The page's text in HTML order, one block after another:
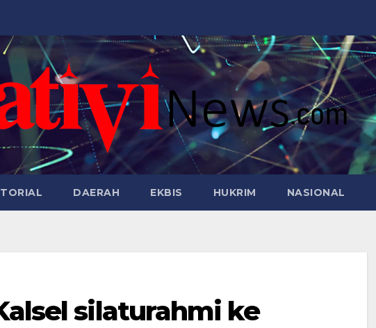
DAERAH EKBIS HUKRIM NASIONAL
silaturahmi ke